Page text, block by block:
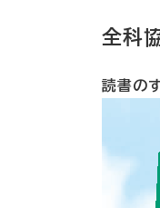
全科
読書の